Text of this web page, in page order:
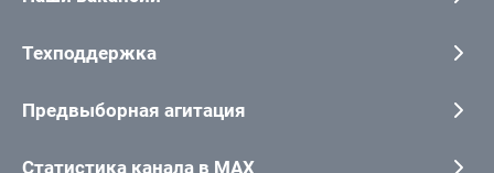
Техподдержка
Предвыборная агитация
Статистика канала в MAX